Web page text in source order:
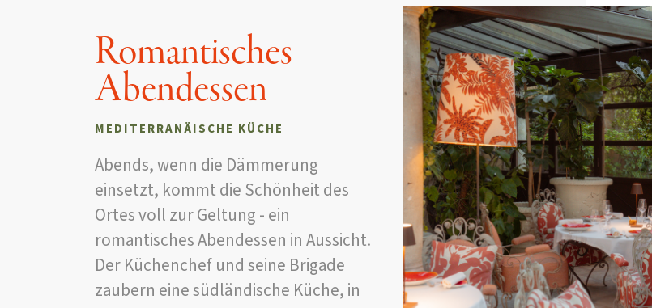
Romantisches
Abendessen
MEDITERRANÄISCHE KÜCHE
Abends, wenn die Dämmerung
einsetzt, kommt die Schönheit des
Ortes voll zur Geltung - ein
romantisches Abendessen in Aussicht.
Der Küchenchef und seine Brigade
zaubern eine südländische Küche, in